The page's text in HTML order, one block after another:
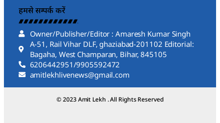
हमसे सम्पर्क करें
Owner/Publisher/Editor : Amaresh Kumar Singh
A-51, Rail Vihar DLF, ghaziabad-201102 Editorial:
Bagaha, West Champaran, Bihar, 845105
6206442951/9905592472
amitlekhlivenews@gmail.com
© 2023 Amit Lekh . All Rights Reserved